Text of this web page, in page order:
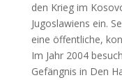
den Krieg im
Jugoslawiens ein.
eine öffentliche,
Im Jahr 2004
Gefängnis in Den